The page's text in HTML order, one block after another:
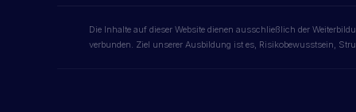
Die Inhalte auf dieser Website dienen ausschließlich der
verbunden. Ziel unserer Ausbildung ist es, Risikobewusstsein,